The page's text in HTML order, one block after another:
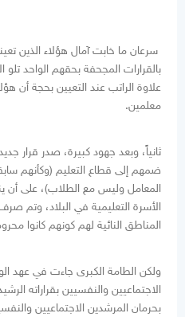
سرعان ما خابت آمال هؤلاء الذين
علاوة الراتب عند التعيين بحجة أن
معلمين.
ثانياً، وبعد جهود كبيرة، صدر قرار
ضمهم إلى قطاع التعليم (وكأنهم
المعامل وليس مع الطلاب)، على
الأسرة التعليمية في البلاد، وتم
المناطق النائية لهم كونهم كانوا
ولكن الطامة الكبرى جاءت في عهد
الاجتماعيين والنفسيين بقراراته
بحرمان المرشدين الاجتماعيين